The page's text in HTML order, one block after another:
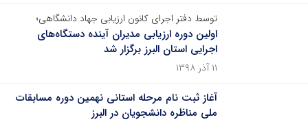
توسط دفتر اجرای کانون ارزیابی جهاد دانشگاهی؛
اولین دوره ارزیابی مدیران آینده دستگاه‌های
اجرایی استان البرز برگزار شد
۱۱ آذر ۱۳۹۸
آغاز ثبت نام مرحله استانی نهمین دوره مسابقات
ملی مناظره دانشجویان در البرز